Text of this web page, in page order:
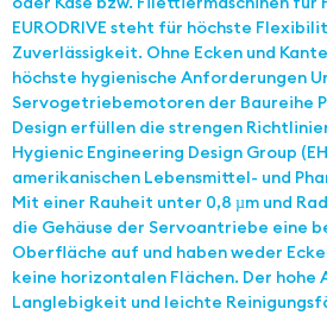
EURODRIVE steht für höchste
Zuverlässigkeit. Ohne Ecken und
höchste hygienische Anforderungen
Servogetriebemotoren der Baureihe
Design erfüllen die strengen
Hygienic Engineering Design Group
amerikanischen Lebens­mittel- und
Mit einer Rauheit unter 0,8 µm und
die Gehäuse der Servoantriebe eine
Oberfläche auf und haben weder
keine horizontalen Flächen. Der hohe
Langlebigkeit und leichte